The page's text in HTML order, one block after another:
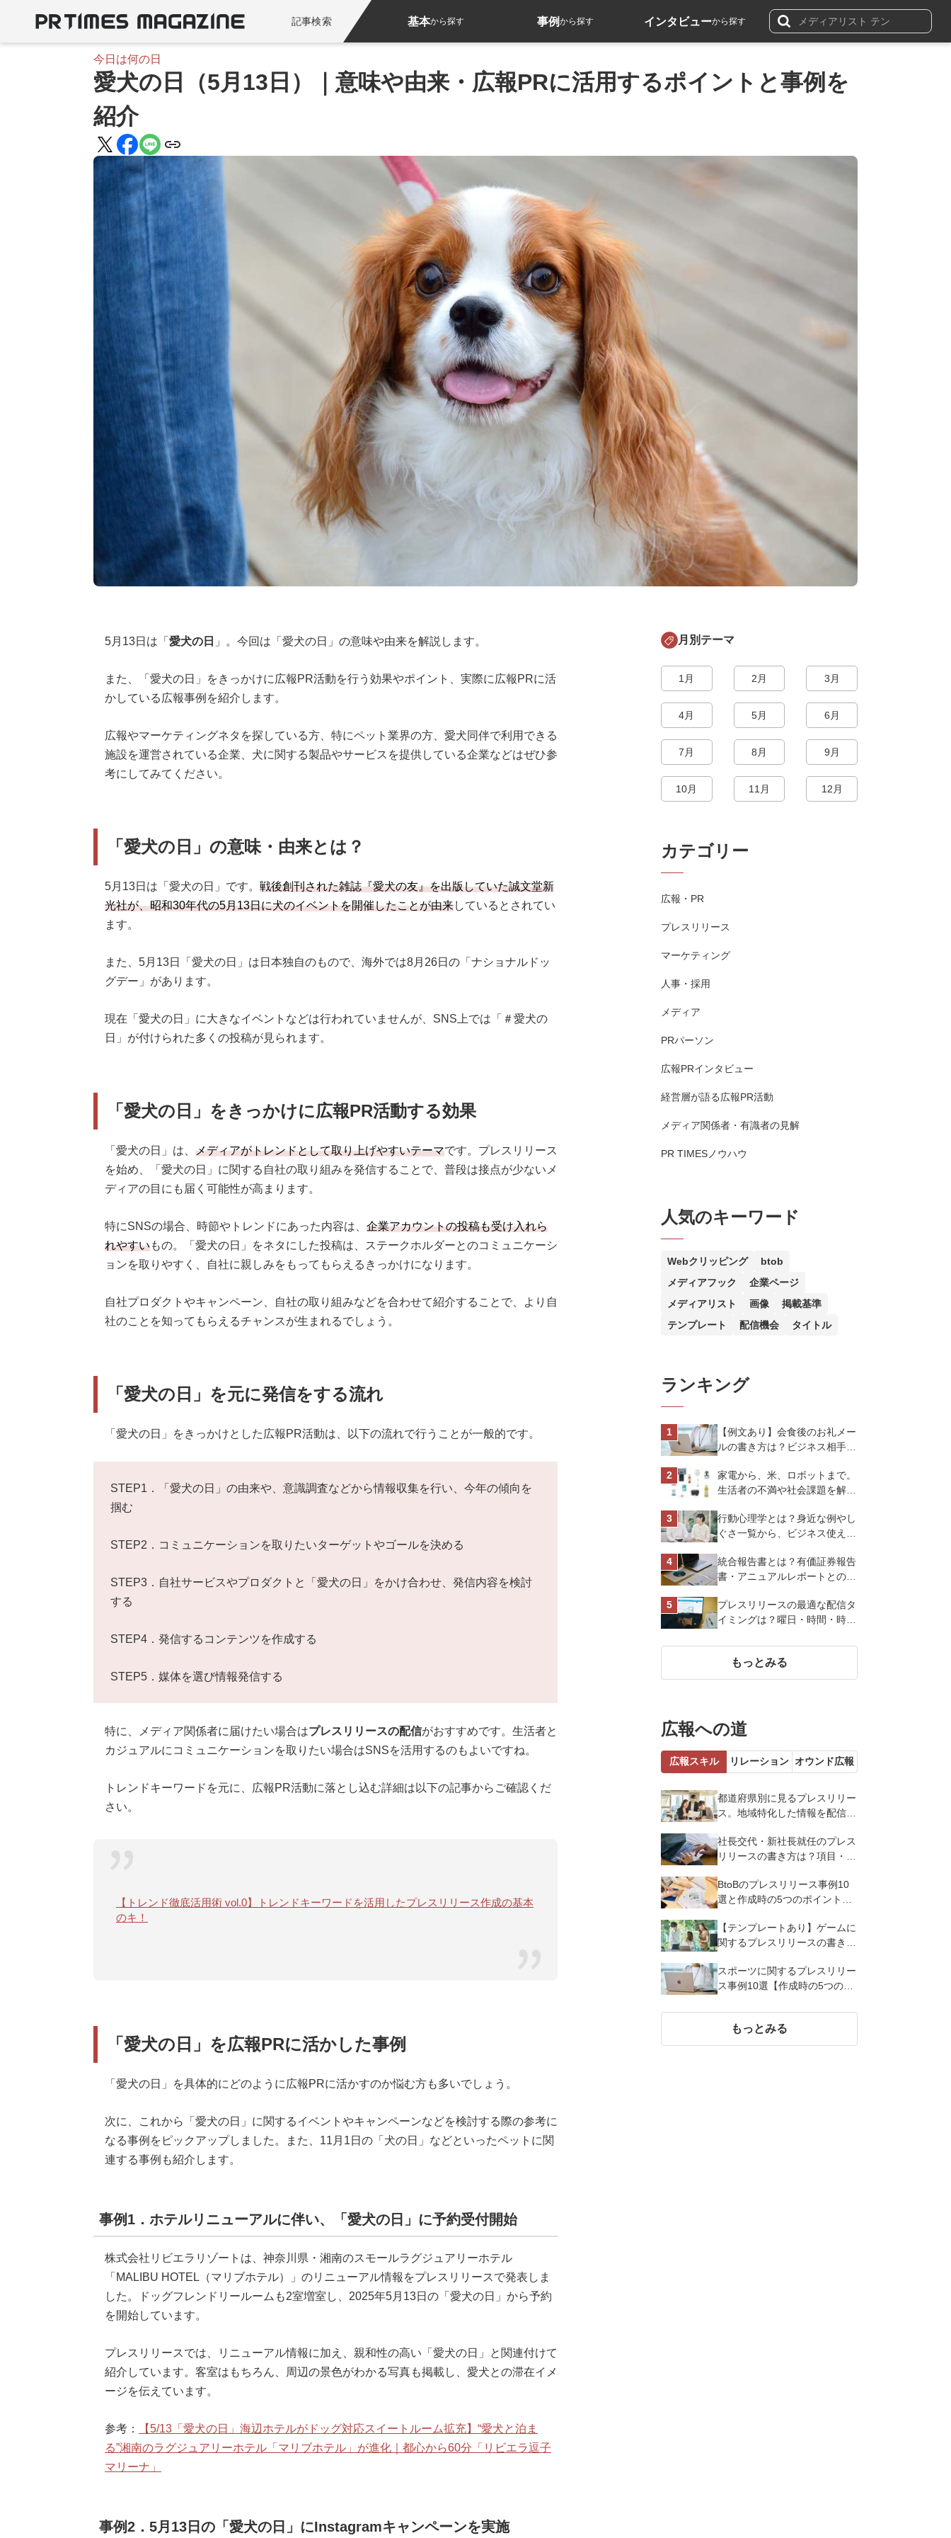
記事検索 基本から探す 事例から探す インタビューから探す
今日は何の日
愛犬の日（5月13日）｜意味や由来・広報PRに活用するポイントと事例を
紹介
5月13日は「 愛犬の日 」。今回は「愛犬の日」の意味や由来を解説します。
また、「愛犬の日」をきっかけに広報PR活動を行う効果やポイント、実際に広報PRに活
かしている広報事例を紹介します。
広報やマーケティングネタを探している方、特にペット業界の方、愛犬同伴で利用できる
施設を運営されている企業、犬に関する製品やサービスを提供している企業などはぜひ参
考にしてみてください。
「愛犬の日」の意味・由来とは？
5月13日は「愛犬の日」です。 戦後創刊された雑誌『愛犬の友』を出版していた誠文堂新
光社が、昭和30年代の5月13日に犬のイベントを開催したことが由来しているとされてい
ます。
また、5月13日「愛犬の日」は日本独自のもので、海外では8月26日の「ナショナルドッ
グデー」があります。
現在「愛犬の日」に大きなイベントなどは行われていませんが、SNS上では「＃愛犬の
日」が付けられた多くの投稿が見られます。
「愛犬の日」をきっかけに広報PR活動する効果
「愛犬の日」は、 メディアがトレンドとして取り上げやすいテーマです。プレスリリース
を始め、「愛犬の日」に関する自社の取り組みを発信することで、普段は接点が少ないメ
ディアの目にも届く可能性が高まります。
特にSNSの場合、時節やトレンドにあった内容は、 企業アカウントの投稿も受け入れら
れやすいもの。「愛犬の日」をネタにした投稿は、ステークホルダーとのコミュニケーシ
ョンを取りやすく、自社に親しみをもってもらえるきっかけになります。
自社プロダクトやキャンペーン、自社の取り組みなどを合わせて紹介することで、より自
社のことを知ってもらえるチャンスが生まれるでしょう。
「愛犬の日」を元に発信をする流れ
「愛犬の日」をきっかけとした広報PR活動は、以下の流れで行うことが一般的です。
STEP1．「愛犬の日」の由来や、意識調査などから情報収集を行い、今年の傾向を
掴む
STEP2．コミュニケーションを取りたいターゲットやゴールを決める
STEP3．自社サービスやプロダクトと「愛犬の日」をかけ合わせ、発信内容を検討
する
STEP4．発信するコンテンツを作成する
STEP5．媒体を選び情報発信する
特に、メディア関係者に届けたい場合はプレスリリースの配信がおすすめです。生活者と
カジュアルにコミュニケーションを取りたい場合はSNSを活用するのもよいですね。
トレンドキーワードを元に、広報PR活動に落とし込む詳細は以下の記事からご確認くだ
さい。
【トレンド徹底活用術 vol.0】トレンドキーワードを活用したプレスリリース作成の基本
のキ！
「愛犬の日」を広報PRに活かした事例
「愛犬の日」を具体的にどのように広報PRに活かすのか悩む方も多いでしょう。
次に、これから「愛犬の日」に関するイベントやキャンペーンなどを検討する際の参考に
なる事例をピックアップしました。また、11月1日の「犬の日」などといったペットに関
連する事例も紹介します。
事例1．ホテルリニューアルに伴い、「愛犬の日」に予約受付開始
株式会社リビエラリゾートは、神奈川県・湘南のスモールラグジュアリーホテル
「MALIBU HOTEL（マリブホテル）」のリニューアル情報をプレスリリースで発表しま
した。ドッグフレンドリールームも2室増室し、2025年5月13日の「愛犬の日」から予約
を開始しています。
プレスリリースでは、リニューアル情報に加え、親和性の高い「愛犬の日」と関連付けて
紹介しています。客室はもちろん、周辺の景色がわかる写真も掲載し、愛犬との滞在イメ
ージを伝えています。
参考：
【5/13「愛犬の日」海辺ホテルがドッグ対応スイートルーム拡充】“愛犬と泊ま
る”湘南のラグジュアリーホテル「マリブホテル」が進化｜都心から60分「リビエラ逗子
マリーナ」
事例2．5月13日の「愛犬の日」にInstagramキャンペーンを実施
月別テーマ
1月 2月 3月
4月 5月 6月
7月 8月 9月
10月 11月 12月
カテゴリー
広報・PR
プレスリリース
マーケティング
人事・採用
メディア
PRパーソン
広報PRインタビュー
経営層が語る広報PR活動
メディア関係者・有識者の見解
PR TIMESノウハウ
人気のキーワード
Webクリッピング
btob
メディアフック
企業ページ
メディアリスト
画像
掲載基準
テンプレート
配信機会 タイトル
ランキング
【例文あり】会食後のお礼メー
ルの書き方は？ビジネス相手に
トを解説
家電から、米、ロボットまで。
生活者の不満や社会課題を解決
スオーヤマ株式会社
行動心理学とは？身近な例やし
ぐさ一覧から、ビジネス使える
統合報告書とは？有価証券報告
書・アニュアルレポートとの違
プレスリリースの最適な配信タ
イミングは？曜日・時間・時期
化させよう
もっとみる
広報への道
広報スキル リレーション オウンド広報
都道府県別に見るプレスリリー
ス。地域特化した情報を配信す
社長交代・新社長就任のプレス
リリースの書き方は？項目・ポ
BtoBのプレスリリース事例10
選と作成時の5つのポイントを
【テンプレートあり】ゲームに
関するプレスリリースの書き方
スポーツに関するプレスリリー
ス事例10選【作成時の5つのポ
もっとみる